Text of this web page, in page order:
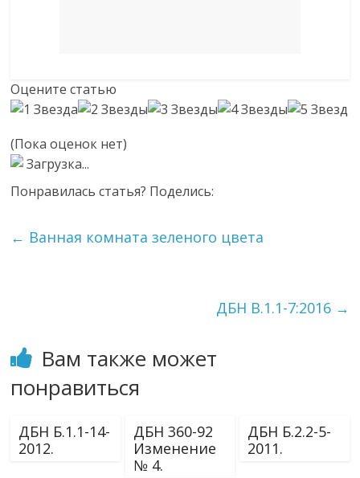
Оцените статью
(Пока оценок нет)
Загрузка...
Понравилась статья? Поделись:
← Ванная комната зеленого цвета
ДБН В.1.1-7:2016 →
Вам также может
понравиться
ДБН Б.1.1-14-
2012.
ДБН 360-92
Изменение
№ 4.
ДБН Б.2.2-5-
2011.